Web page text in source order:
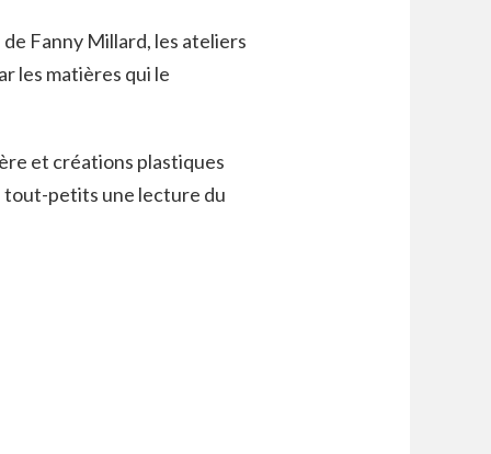
Fanny Millard, les ateliers
les matières qui le
et créations plastiques
tout-petits une lecture du